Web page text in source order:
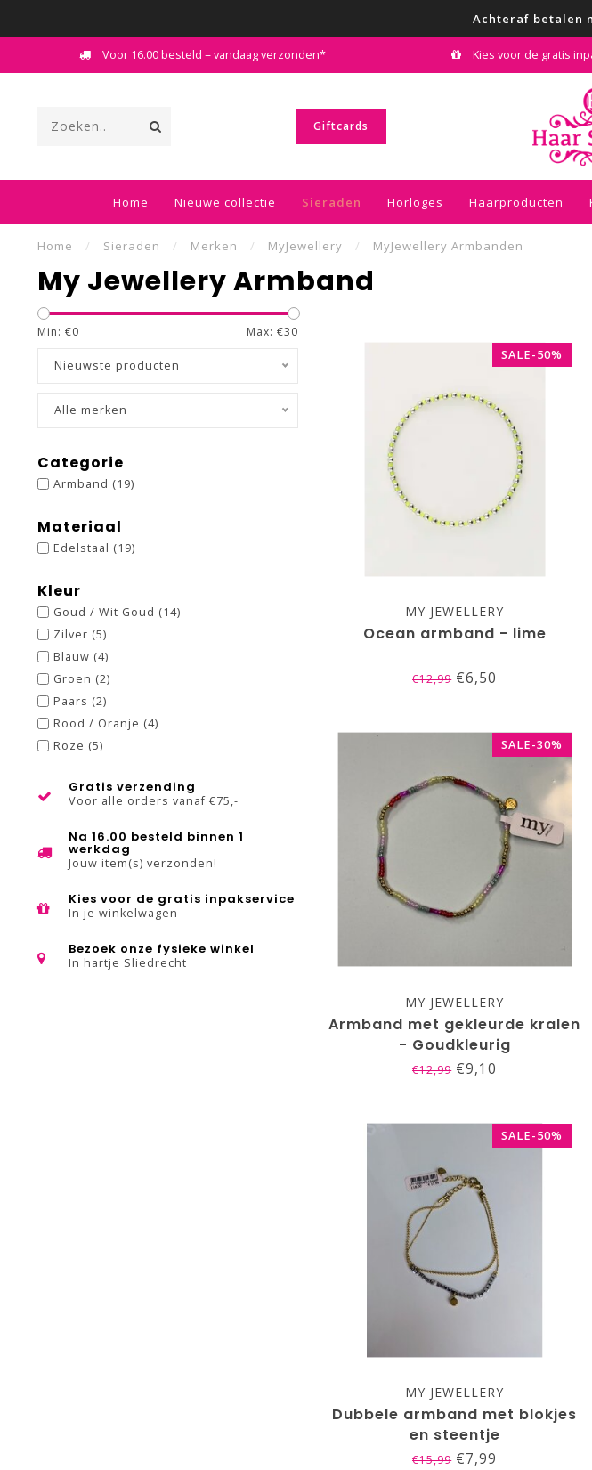
Achteraf betalen
Voor 16.00 besteld = vandaag verzonden* Kies voor de gratis
Giftcards
Home Nieuwe collectie Sieraden Horloges Haarproducten
Home / Sieraden / Merken / MyJewellery / MyJewellery Armbanden
My Jewellery Armband
Min: €0 Max: €30
Nieuwste producten
Alle merken
Categorie
Armband (19)
Materiaal
Edelstaal (19)
Kleur
Goud / Wit Goud (14)
Zilver (5)
Blauw (4)
Groen (2)
Paars (2)
Rood / Oranje (4)
Roze (5)
Gratis verzending
Voor alle orders vanaf €75,-
Na 16.00 besteld binnen 1
werkdag
Jouw item(s) verzonden!
Kies voor de gratis inpakservice
In je winkelwagen
Bezoek onze fysieke winkel
In hartje Sliedrecht
SALE-50%
MY JEWELLERY
Ocean armband - lime
€12,99€6,50
SALE-30%
MY JEWELLERY
Armband met gekleurde kralen
- Goudkleurig
€12,99€9,10
SALE-50%
MY JEWELLERY
Dubbele armband met blokjes
en steentje
€15,99€7,99